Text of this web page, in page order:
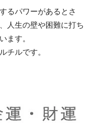
るパワーがあるとさ
人生の壁や困難に打ち
ます。
チルです。